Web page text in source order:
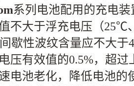
系列电池配用的充电
大于浮充电压（25℃、
歇性波纹含量应不大
压有效值的0.5%，超
电池老化，降低电池的